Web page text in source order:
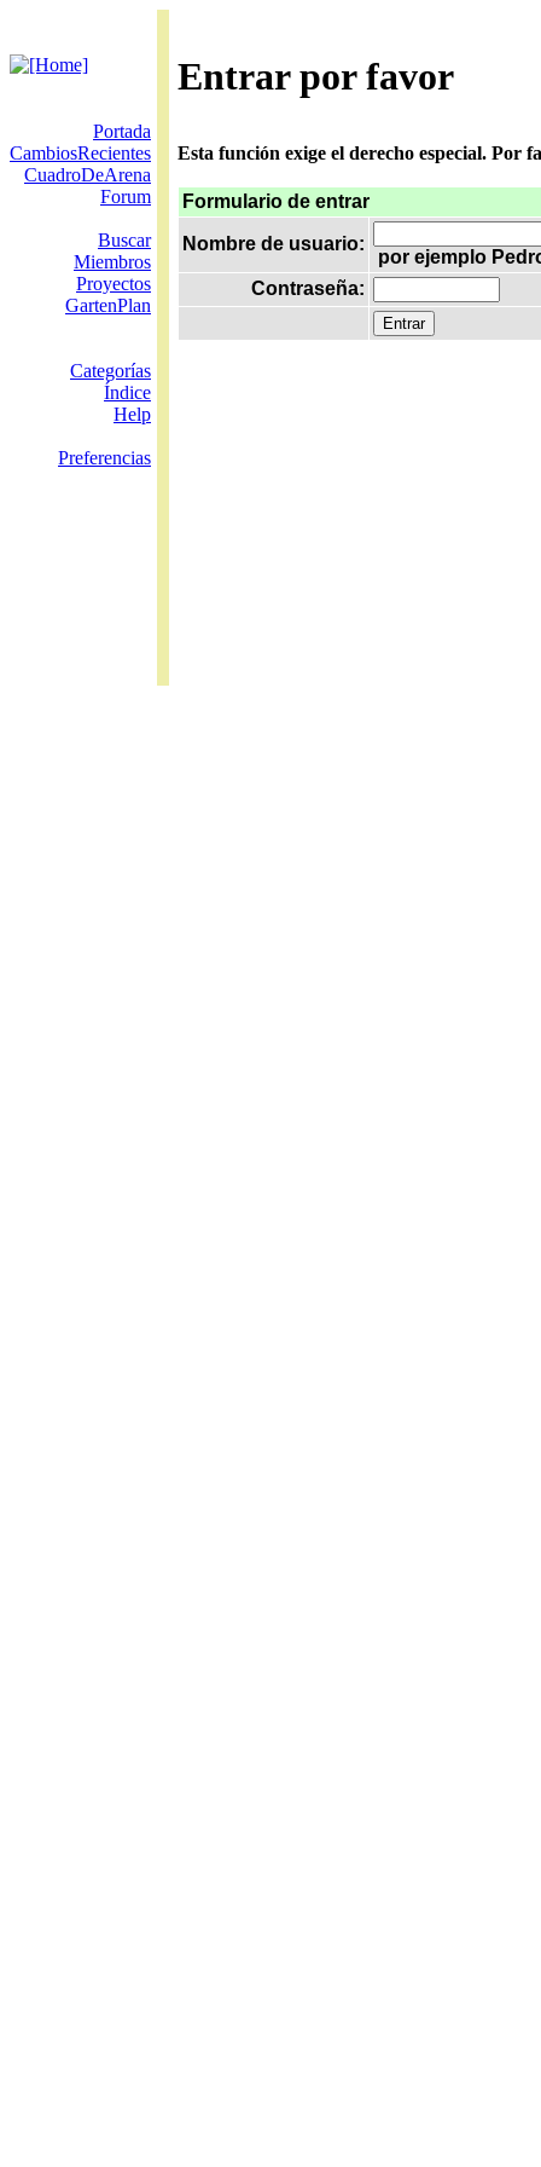
Entrar por favor
Portada
CambiosRecientes
CuadroDeArena
Forum
Buscar
Miembros
Proyectos
GartenPlan
Categorías
Índice
Help
Preferencias
Esta función exige el derecho especial. Por
Formulario de entrar
Nombre de usuario:
por ejemplo
Contraseña: